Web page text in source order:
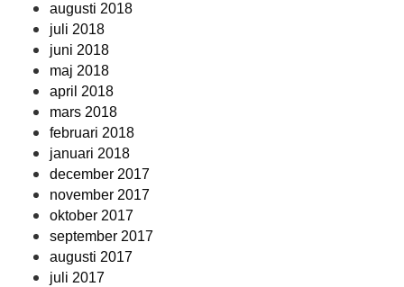
augusti 2018
juli 2018
juni 2018
maj 2018
april 2018
mars 2018
februari 2018
januari 2018
december 2017
november 2017
oktober 2017
september 2017
augusti 2017
juli 2017